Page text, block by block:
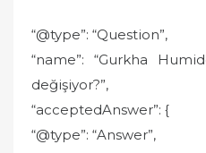
“@type”: “Question”,
“name”: “Gurkha
değişiyor?”,
“acceptedAnswer”: {
“@type”: “Answer”,